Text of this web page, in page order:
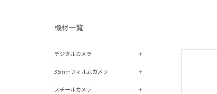
機材⼀覧
デジタルカメラ
35mmフィルムカメラ
スチールカメラ